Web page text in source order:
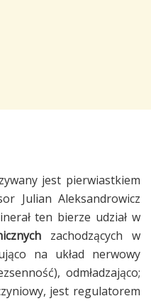
jest pierwiastkiem
Julian Aleksandrowicz
ten bierze udział w
zachodzących w
na układ nerwowy
odmładzająco;
jest regulatorem